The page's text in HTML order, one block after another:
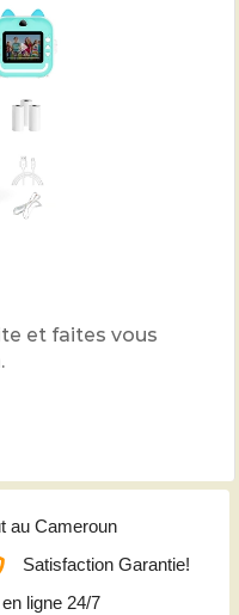
et faites vous
au Cameroun
Satisfaction Garantie!
ligne 24/7